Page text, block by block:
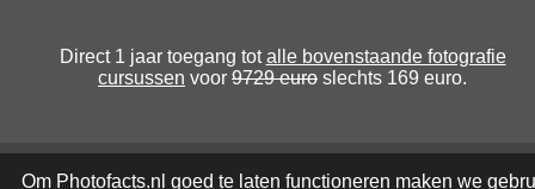
Direct 1 jaar toegang totalle bovenstaande fotografie
cursussen voor 9729 euro slechts 169 euro.
Om Photofacts.nl goed te laten functioneren maken we